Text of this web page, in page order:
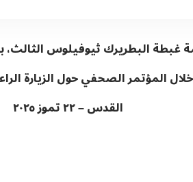
غبطة البطريرك ثيوفيلوس
خلال المؤتمر الصحفي حول الزيارة
القدس – ٢٢ تموز ٢٠٢٥